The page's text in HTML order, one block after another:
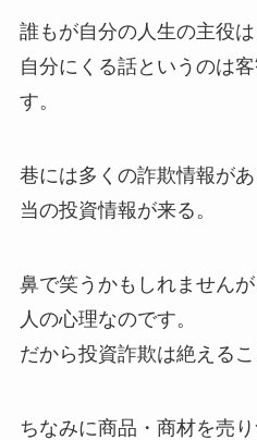
誰もが自分の人生の主役は
自分にくる話というのは
す。
巷には多くの詐欺情報が
当の投資情報が来る。
鼻で笑うかもしれません
人の心理なのです。
だから投資詐欺は絶えるこ
ちなみに商品・商材を売